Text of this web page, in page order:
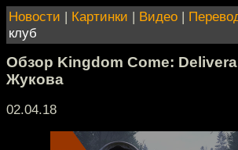
Новости | Картинки | Видео |
клуб
Обзор Kingdom Come:
Жукова
02.04.18